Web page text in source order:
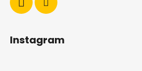
Instagram